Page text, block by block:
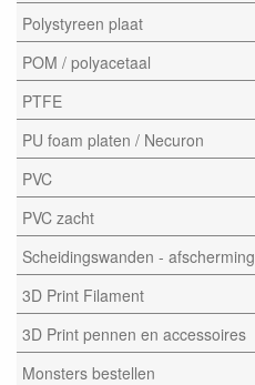
Polystyreen plaat
POM / polyacetaal
PTFE
PU foam platen / Necuron
PVC
PVC zacht
Scheidingswanden - afscherming
3D Print Filament
3D Print pennen en accessoires
Monsters bestellen